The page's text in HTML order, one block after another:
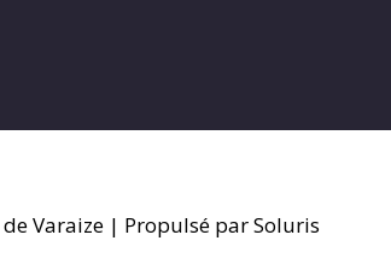
Varaize | Propulsé par Soluris